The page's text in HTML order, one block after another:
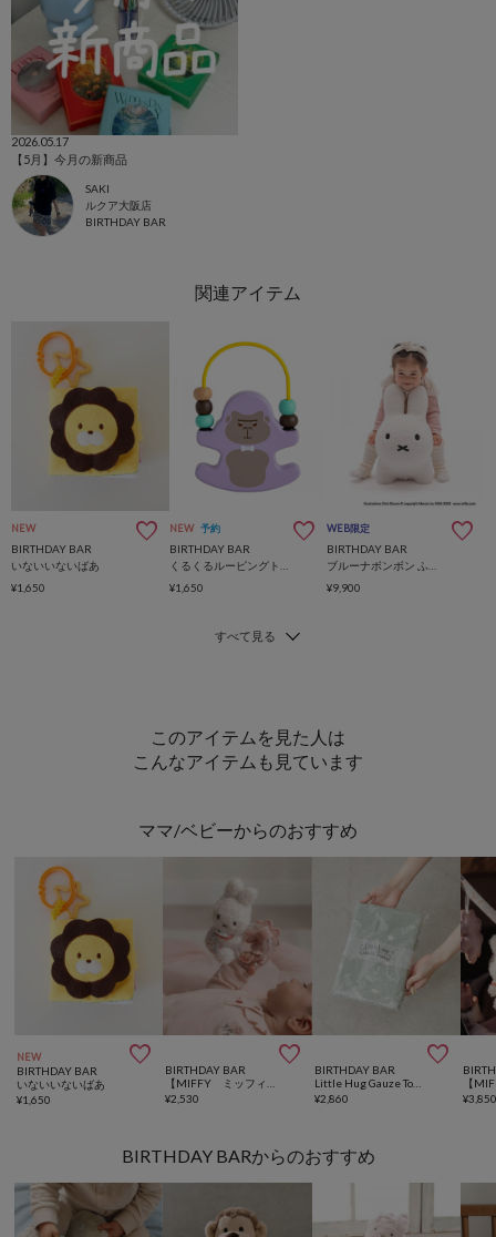
2026.05.17
【5月】今月の新商品
SAKI
ルクア大阪店
BIRTHDAY BAR
NEW
BIRTHDAY BAR
いないいないばあ
¥1,650
NEW 予約
BIRTHDAY BAR
¥1,650
WEB限定
BIRTHDAY BAR
¥9,900
このアイテムを見た人は
こんなアイテムも見ています
ママ/ベビーからのおすすめ
NEW 
BIRTHDAY BAR
いないいないばあ
¥1,650

BIRTHDAY BAR
【MIFFY ミッフィー】 x Little Dutch リングラトル
¥2,530

BIRTHDAY BAR
Little Hug Gauze Towel ベビーガーゼタオル
¥2,860 ¥
BIRTHDAY BARからのおすすめ